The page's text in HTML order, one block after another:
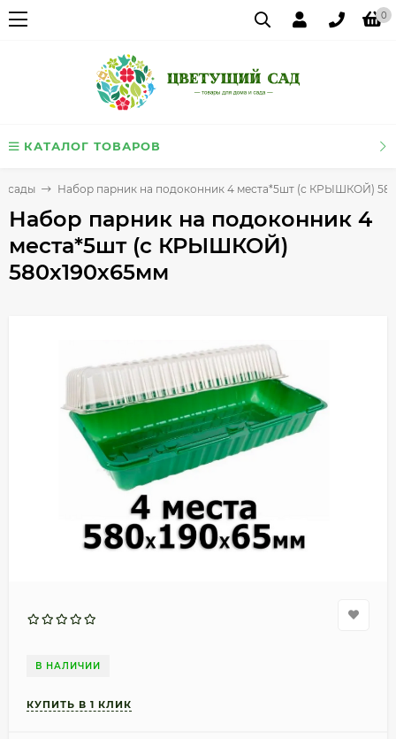
0
КАТАЛОГ ТОВАРОВ
Набор парник на подоконник 4 места*5шт (с КРЫШКОЙ)
Набор парник на подоконник 4
места*5шт (с КРЫШКОЙ)
580х190х65мм
В НАЛИЧИИ